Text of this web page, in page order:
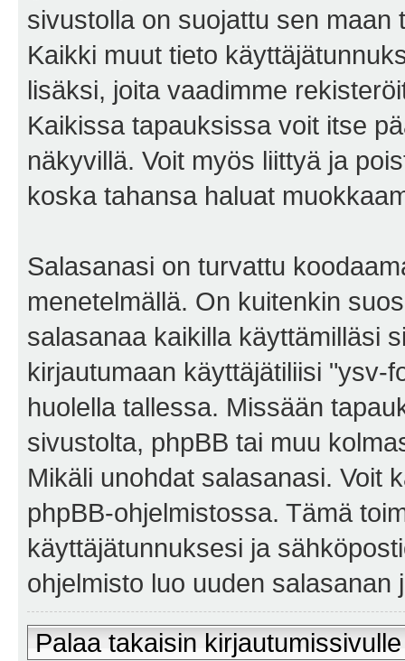
sivustolla on suojattu sen
Kaikki muut tieto
lisäksi, joita vaadimme
Kaikissa tapauksissa voit itse
näkyvillä. Voit myös liittyä ja
koska tahansa haluat
Salasanasi on turvattu
menetelmällä. On kuitenkin
salasanaa kaikilla käyttämilläsi
kirjautumaan käyttäjätiliisi "ysv-
huolella tallessa. Missään
sivustolta, phpBB tai muu
Mikäli unohdat salasanasi. Voit
phpBB-ohjelmistossa. Tämä
käyttäjätunnuksesi ja
ohjelmisto luo uuden
Palaa takaisin kirjautumissivulle